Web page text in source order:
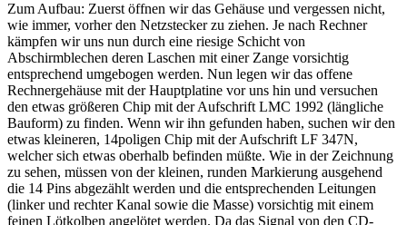
Zum Aufbau: Zuerst öffnen wir das Gehäuse und vergessen nicht,
wie immer, vorher den Netzstecker zu ziehen. Je nach Rechner
kämpfen wir uns nun durch eine riesige Schicht von
Abschirmblechen deren Laschen mit einer Zange vorsichtig
entsprechend umgebogen werden. Nun legen wir das offene
Rechnergehäuse mit der Hauptplatine vor uns hin und versuchen
den etwas größeren Chip mit der Aufschrift LMC 1992 (längliche
Bauform) zu finden. Wenn wir ihn gefunden haben, suchen wir den
etwas kleineren, 14poligen Chip mit der Aufschrift LF 347N,
welcher sich etwas oberhalb befinden müßte. Wie in der Zeichnung
zu sehen, müssen von der kleinen, runden Markierung ausgehend
die 14 Pins abgezählt werden und die entsprechenden Leitungen
(linker und rechter Kanal sowie die Masse) vorsichtig mit einem
feinen Lötkolben angelötet werden. Da das Signal von den CD-